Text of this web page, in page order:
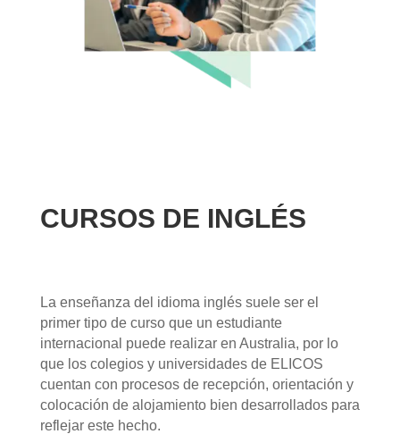
CURSOS DE INGLÉS
La enseñanza del idioma inglés suele ser el
primer tipo de curso que un estudiante
internacional puede realizar en Australia, por lo
que los colegios y universidades de ELICOS
cuentan con procesos de recepción, orientación y
colocación de alojamiento bien desarrollados para
reflejar este hecho.